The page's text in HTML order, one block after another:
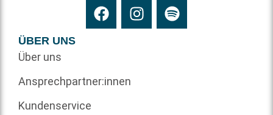
ÜBER UNS
Über uns
Ansprechpartner:innen
Kundenservice